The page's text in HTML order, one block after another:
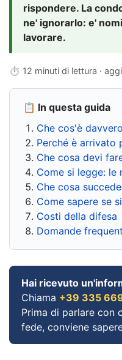
rispondere. La
ne' ignorarlo: e'
lavorare.
⏱ 12 minuti di lettura ·
📋 In questa guida
Che cos'è
Perché è arrivato
Che cosa devi
Come si legge: le
Che cosa
Come sapere se
Costi della difesa
Domande
Hai ricevuto
Chiama +39 335
Prima di parlare con
fede, conviene